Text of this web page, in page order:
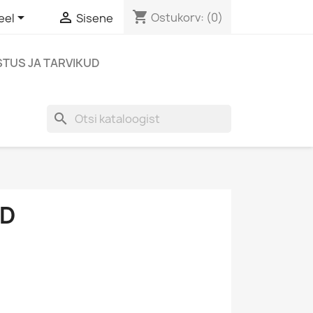
  Sisene shopping_cart Ostukorv: (0)
JA TARVIKUD
search